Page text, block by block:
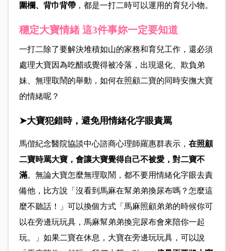
圍欄、背巾背帶，都是一打二時可以運用的育兒小物。
穩定大寶情緒 這3件事妳一定要知道
一打二除了要解決堆積如山的家務和育兒工作，還必須
處理大寶因為吃醋或覺得被冷落，出現退化、欺負弟
妹、無理取鬧的舉動，如何在照顧二寶的同時安撫大寶
的情緒呢？
➤大寶犯錯時，避免用情緒化字眼責罵
馬偕紀念醫院協談中心諮商心理師羅惠群表示， 在照顧
二寶時罵大寶，會讓大寶覺得自己不被愛，對二寶不
滿。無論大寶怎麼無理取鬧，都不要用情緒化字眼去責
備他，比方說「沒看到馬麻在幫弟弟換尿布嗎？怎麼這
麼不聽話！」可以換個方式「馬麻照顧弟弟的時候你可
以在旁邊玩玩具，馬麻幫弟弟換完尿布會來陪你一起
玩。」如果二寶在休息，大寶在旁邊玩玩具，可以說